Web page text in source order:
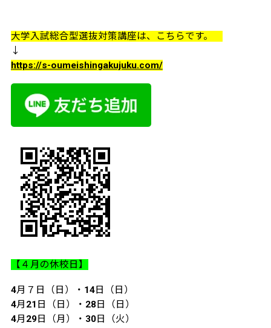
大学入試総合型選抜対策講座は、こちらです。
↓
https://s-oumeishingakujuku.com/
【４月の休校日】
4月７日（日）・14日（日）
4月21日（日）・28日（日）
4月29日（月）・30日（火）